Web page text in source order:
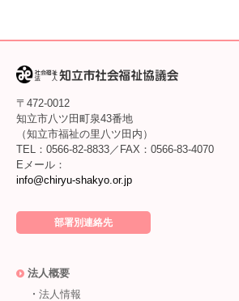
〒472-0012
知立市八ツ田町泉43番地
（知立市福祉の里八ツ田内）
TEL：0566-82-8833／FAX：0566-83-4070
Eメール：
info@chiryu-shakyo.or.jp
部署別連絡先
法人概要
法人情報